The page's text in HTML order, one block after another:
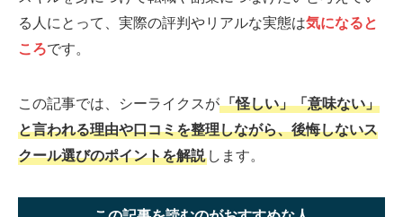
る人にとって、実際の評判やリアルな実態は気になると
ころです。
この記事では、シーライクスが「怪しい」「意味ない」
と言われる理由や口コミを整理しながら、後悔しないス
クール選びのポイントを解説 します。